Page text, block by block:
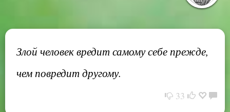
Злой человек вредит самому себе прежде,
чем повредит другому.
33